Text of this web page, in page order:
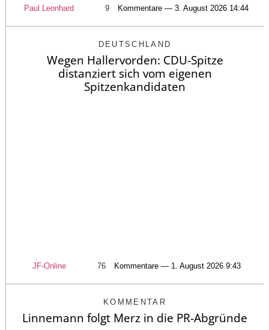
Paul Leonhard 9 Kommentare — 3. August 2026 14:44
DEUTSCHLAND
Wegen Hallervorden: CDU-Spitze
distanziert sich vom eigenen
Spitzenkandidaten
JF-Online 76 Kommentare — 1. August 2026 9:43
KOMMENTAR
Linnemann folgt Merz in die PR-Abgründe